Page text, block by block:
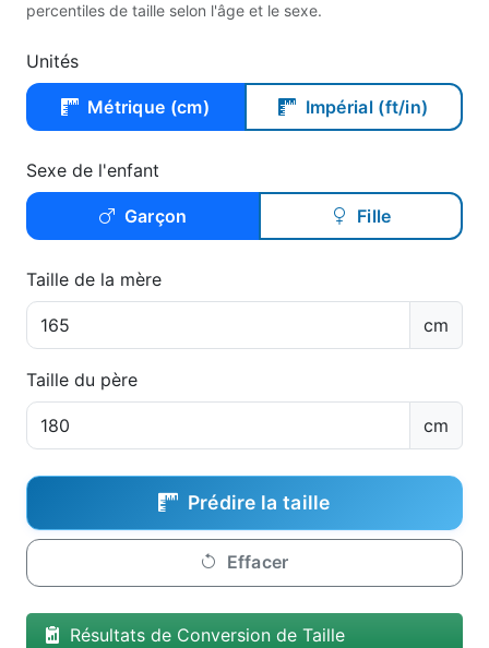
percentiles de taille selon l'âge et le sexe.
Unités
Métrique (cm) Impérial (ft/in)
Sexe de l'enfant
Garçon Fille
Taille de la mère
cm
Taille du père
cm
Prédire la taille
Effacer
Résultats de Conversion de Taille